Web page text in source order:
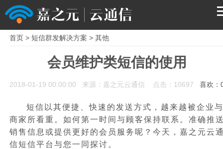
首页
解决方案
服务支持
首页> 短信群发解决方案 > 其他
会员维护类短信的使用
2018-01-19 00:00:00 来源：嘉之元云通信 点击：10697喜欢：
短信以其便捷、快速的发送方式，越来越被企业与
商家所看重。如何第一时间与顾客保持联系。准确推
销售信息或提供更好的会员服务呢？今天， 嘉之元云
信短信平台与您一同探讨。